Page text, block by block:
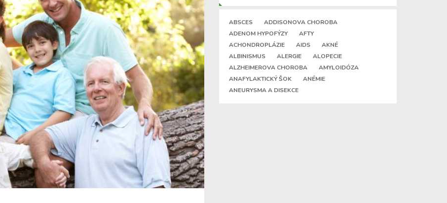
ABSCES
ADDISONOVA CHOROBA
ADENOM HYPOFÝZY
AFTY
ACHONDROPLÁZIE
AIDS
AKNÉ
ALBINISMUS
ALERGIE
ALOPECIE
ALZHEIMEROVA CHOROBA
AMYLOIDÓZA
ANAFYLAKTICKÝ ŠOK
ANÉMIE
ANEURYSMA A DISEKCE